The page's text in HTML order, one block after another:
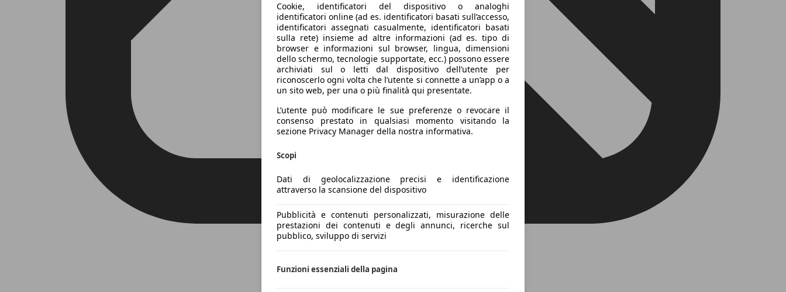
Cookie, identificatori del dispositivo o analoghi
identificatori online (ad es. identificatori basati sull’accesso,
identificatori assegnati casualmente, identificatori basati
sulla rete) insieme ad altre informazioni (ad es. tipo di
browser e informazioni sul browser, lingua, dimensioni
dello schermo, tecnologie supportate, ecc.) possono essere
archiviati sul o letti dal dispositivo dell’utente per
riconoscerlo ogni volta che l’utente si connette a un’app o a
un sito web, per una o più finalità qui presentate.
L’utente può modificare le sue preferenze o revocare il
consenso prestato in qualsiasi momento visitando la
sezione Privacy Manager della nostra informativa.
Scopi
Dati di geolocalizzazione precisi e identificazione
attraverso la scansione del dispositivo
Pubblicità e contenuti personalizzati, misurazione delle
prestazioni dei contenuti e degli annunci, ricerche sul
pubblico, sviluppo di servizi
Funzioni essenziali della pagina